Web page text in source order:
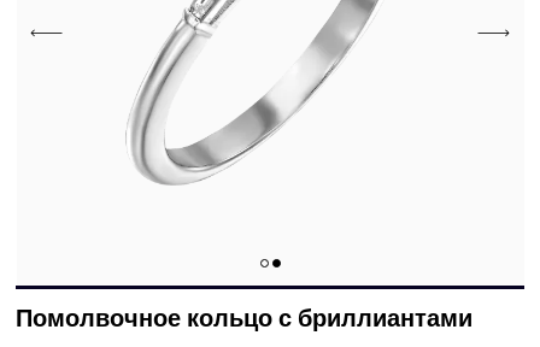
Помолвочное кольцо с бриллиантами